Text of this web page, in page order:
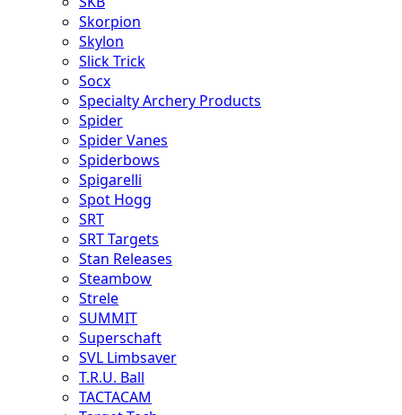
Skorpion
Skylon
Slick Trick
Socx
Specialty Archery Products
Spider
Spider Vanes
Spiderbows
Spigarelli
Spot Hogg
SRT
SRT Targets
Stan Releases
Steambow
Strele
SUMMIT
Superschaft
SVL Limbsaver
T.R.U. Ball
TACTACAM